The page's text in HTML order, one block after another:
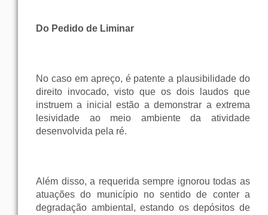
Do Pedido de Liminar
No caso em apreço, é patente a plausibilidade do
direito invocado, visto que os dois laudos que
instruem a inicial estão a demonstrar a extrema
lesividade ao meio ambiente da atividade
desenvolvida pela ré.
Além disso, a requerida sempre ignorou todas as
atuações do município no sentido de conter a
degradação ambiental, estando os depósitos de